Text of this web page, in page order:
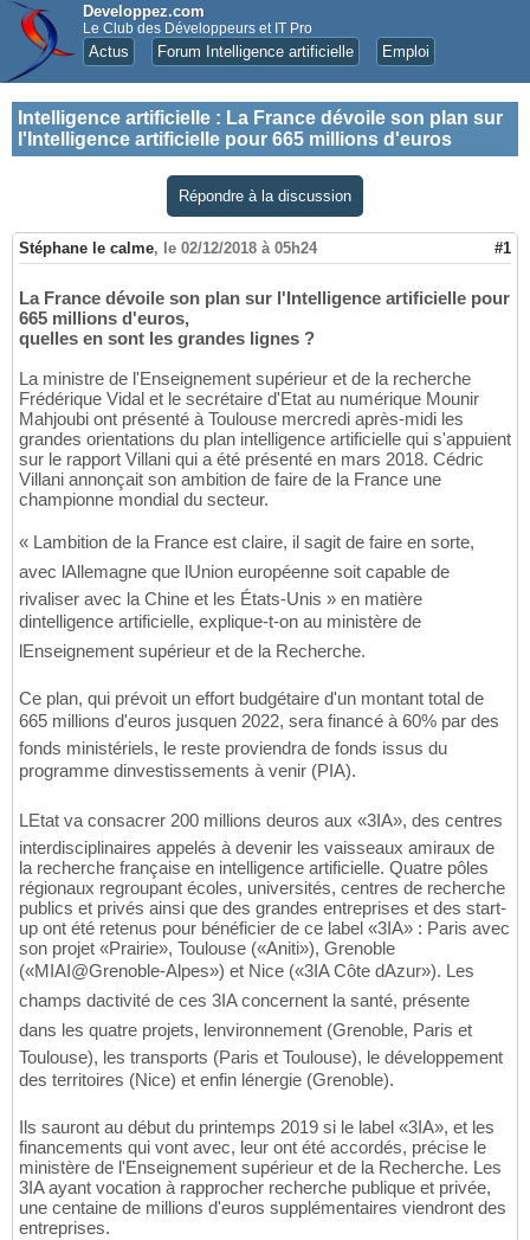
Developpez.com
Le Club des Développeurs et IT Pro
Actus Forum Intelligence artificielle Emploi
Intelligence artificielle : La France dévoile son plan sur
l'Intelligence artificielle pour 665 millions d'euros
Répondre à la discussion
Stéphane le calme, le 02/12/2018 à 05h24 #1
La France dévoile son plan sur l'Intelligence artificielle pour
665 millions d'euros,
quelles en sont les grandes lignes ?
La ministre de l'Enseignement supérieur et de la recherche
Frédérique Vidal et le secrétaire d'Etat au numérique Mounir
Mahjoubi ont présenté à Toulouse mercredi après-midi les
grandes orientations du plan intelligence artificielle qui s'appuient
sur le rapport Villani qui a été présenté en mars 2018. Cédric
Villani annonçait son ambition de faire de la France une
championne mondial du secteur.
« Lambition de la France est claire, il sagit de faire en sorte,
avec lAllemagne que lUnion européenne soit capable de
rivaliser avec la Chine et les États-Unis » en matière
dintelligence artificielle, explique-t-on au ministère de
lEnseignement supérieur et de la Recherche.
Ce plan, qui prévoit un effort budgétaire d'un montant total de
665 millions d'euros jusquen 2022, sera financé à 60% par des
fonds ministériels, le reste proviendra de fonds issus du
programme dinvestissements à venir (PIA).
LEtat va consacrer 200 millions deuros aux «3IA», des centres
interdisciplinaires appelés à devenir les vaisseaux amiraux de
la recherche française en intelligence artificielle. Quatre pôles
régionaux regroupant écoles, universités, centres de recherche
publics et privés ainsi que des grandes entreprises et des start-
up ont été retenus pour bénéficier de ce label «3IA» : Paris avec
son projet «Prairie», Toulouse («Aniti»), Grenoble
(«MIAI@Grenoble-Alpes») et Nice («3IA Côte dAzur»). Les
champs dactivité de ces 3IA concernent la santé, présente
dans les quatre projets, lenvironnement (Grenoble, Paris et
Toulouse), les transports (Paris et Toulouse), le développement
des territoires (Nice) et enfin lénergie (Grenoble).
Ils sauront au début du printemps 2019 si le label «3IA», et les
financements qui vont avec, leur ont été accordés, précise le
ministère de l'Enseignement supérieur et de la Recherche. Les
3IA ayant vocation à rapprocher recherche publique et privée,
une centaine de millions d'euros supplémentaires viendront des
entreprises.